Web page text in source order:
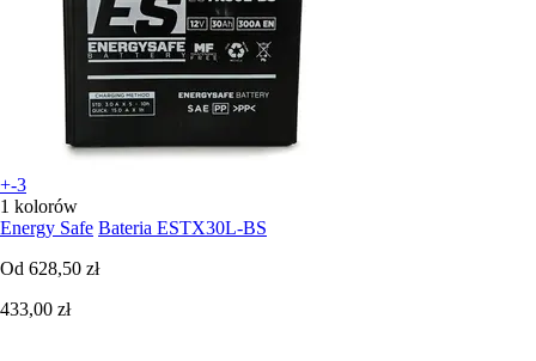
+-3
1 kolorów
Energy Safe Bateria ESTX30L-BS
Od 628,50 zł
433,00 zł